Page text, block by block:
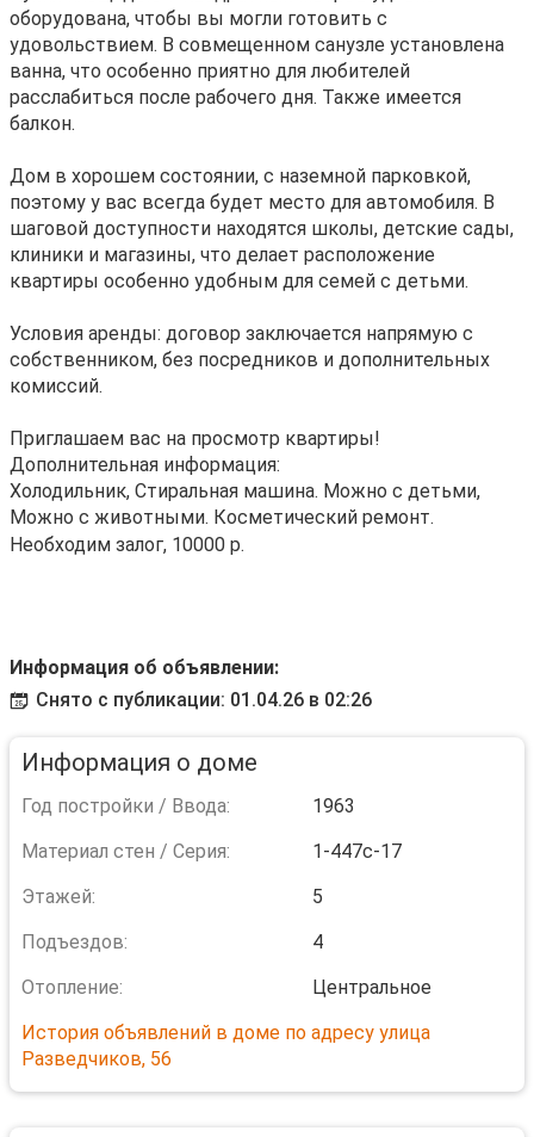
оборудована, чтобы вы могли готовить с
удовольствием. В совмещенном санузле установлена
ванна, что особенно приятно для любителей
расслабиться после рабочего дня. Также имеется
балкон.
Дом в хорошем состоянии, с наземной парковкой,
поэтому у вас всегда будет место для автомобиля. В
шаговой доступности находятся школы, детские сады,
клиники и магазины, что делает расположение
квартиры особенно удобным для семей с детьми.
Условия аренды: договор заключается напрямую с
собственником, без посредников и дополнительных
комиссий.
Приглашаем вас на просмотр квартиры!
Дополнительная информация:
Холодильник, Стиральная машина. Можно с детьми,
Можно с животными. Косметический ремонт.
Необходим залог, 10000 р.
Информация об объявлении:
Снято с публикации: 01.04.26 в 02:26
Информация о доме
Год постройки / Ввода:
1963
Материал стен / Серия:
1-447с-17
Этажей:
5
Подъездов:
4
Отопление:
Центральное
История объявлений в доме по адресу улица
Разведчиков, 56